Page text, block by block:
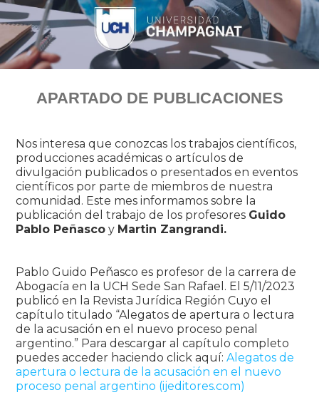
APARTADO DE PUBLICACIONES
Nos interesa que conozcas los trabajos científicos,
producciones académicas o artículos de
divulgación publicados o presentados en eventos
científicos por parte de miembros de nuestra
comunidad. Este mes informamos sobre la
publicación del trabajo de los profesores Guido
Pablo Peñasco y Martin Zangrandi.
Pablo Guido Peñasco es profesor de la carrera de
Abogacía en la UCH Sede San Rafael. El 5/11/2023
publicó en la Revista Jurídica Región Cuyo el
capítulo titulado “Alegatos de apertura o lectura
de la acusación en el nuevo proceso penal
argentino.” Para descargar al capítulo completo
puedes acceder haciendo click aquí: Alegatos de
apertura o lectura de la acusación en el nuevo
proceso penal argentino (ijeditores.com)